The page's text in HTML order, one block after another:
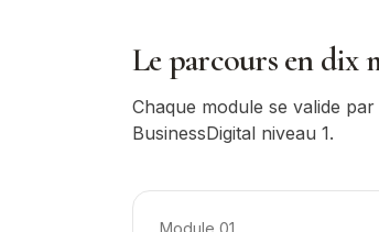
Le parcours en dix
Chaque module se valide
BusinessDigital niveau 1.
Module 01